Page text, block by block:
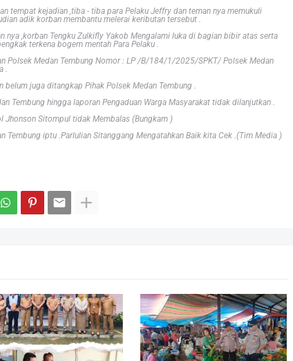
tempat kejadian ,tiba - tiba para Pelaku Jeffry dan teman nya memukuli
adik korban membantu melerai keributan tersebut .
nya ,korban Tengku Zulkifly Yakob Mengalami luka di bagian bibir atas serta
terkena bogem mentah Para Pelaku .
Polsek Medan Tembung Nomor : LP /B/184/1/2025/SPKT/ Polsek Medan
.
belum juga ditangkap Pihak Polsek Medan Tembung .
Tembung hingga laporan Pengaduan Warga Masyarakat tidak dilanjutkan .
Jhonson Sitompul tidak Membalas (Bungkam )
iptu .Parlulian Sitanggang Mengatahkan Baik kita Cek .(Tim Media )